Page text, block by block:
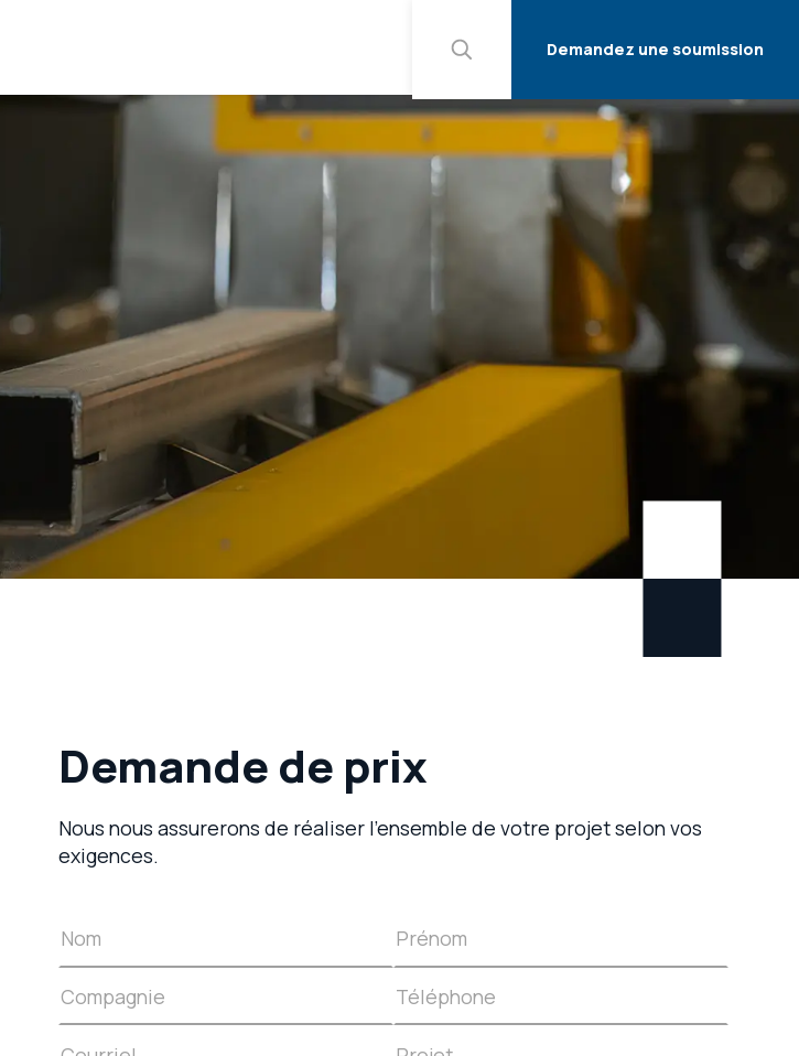
Demandez une soumission
Demande de prix
Nous nous assurerons de réaliser l’ensemble de votre projet selon vos
exigences.